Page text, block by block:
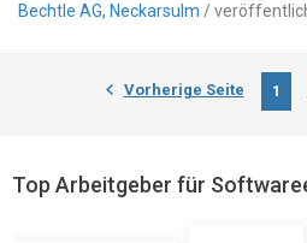
Bechtle AG, Neckarsulm /
Vorherige Seite 1
Top Arbeitgeber für